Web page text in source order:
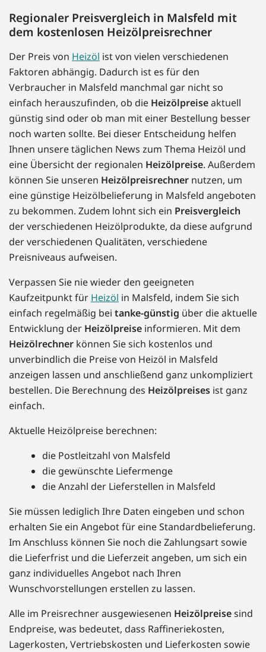
Regionaler Preisvergleich in Malsfeld mit
dem kostenlosen Heizölpreisrechner
Der Preis von Heizöl ist von vielen verschiedenen
Faktoren abhängig. Dadurch ist es für den
Verbraucher in Malsfeld manchmal gar nicht so
einfach herauszufinden, ob die Heizölpreiseaktuell
günstig sind oder ob man mit einer Bestellung besser
noch warten sollte. Bei dieser Entscheidung helfen
Ihnen unsere täglichen News zum Thema Heizöl und
eine Übersicht der regionalen Heizölpreise. Außerdem
können Sie unseren Heizölpreisrechner nutzen, um
eine günstige Heizölbelieferung in Malsfeld angeboten
zu bekommen. Zudem lohnt sich ein Preisvergleich
der verschiedenen Heizölprodukte, da diese aufgrund
der verschiedenen Qualitäten, verschiedene
Preisniveaus aufweisen.
Verpassen Sie nie wieder den geeigneten
Kaufzeitpunkt für Heizöl in Malsfeld, indem Sie sich
einfach regelmäßig bei tanke-günstig über die aktuelle
Entwicklung der Heizölpreise informieren. Mit dem
Heizölrechner können Sie sich kostenlos und
unverbindlich die Preise von Heizöl in Malsfeld
anzeigen lassen und anschließend ganz unkompliziert
bestellen. Die Berechnung des Heizölpreises ist ganz
einfach.
Aktuelle Heizölpreise berechnen:
die Postleitzahl von Malsfeld
die gewünschte Liefermenge
die Anzahl der Lieferstellen in Malsfeld
Sie müssen lediglich Ihre Daten eingeben und schon
erhalten Sie ein Angebot für eine Standardbelieferung.
Im Anschluss können Sie noch die Zahlungsart sowie
die Lieferfrist und die Lieferzeit angeben, um sich ein
ganz individuelles Angebot nach Ihren
Wunschvorstellungen erstellen zu lassen.
Alle im Preisrechner ausgewiesenen Heizölpreisesind
Endpreise, was bedeutet, dass Raffineriekosten,
Lagerkosten, Vertriebskosten und Lieferkosten sowie